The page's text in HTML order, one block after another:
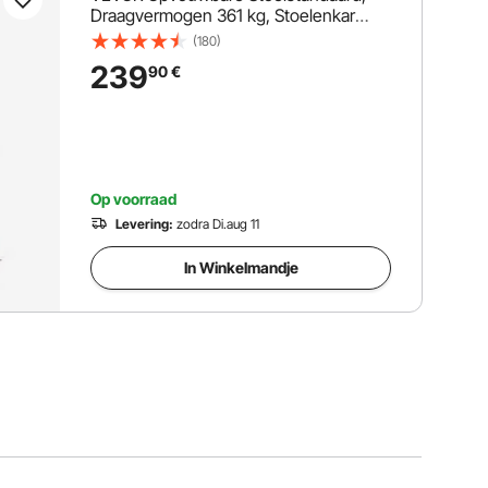
Draagvermogen 361 kg, Stoelenkar
voor 84 stoelen/12 tafels, Dubbellaagse
houders, Grote stoelhouder, Matzwart
(180)
23990€
Op voorraad
Levering: zodra Di.aug 11
In Winkelmandje